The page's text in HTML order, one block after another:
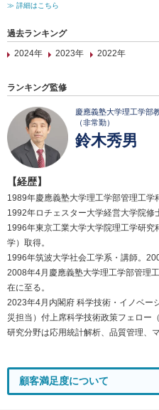
≫ 詳細はこちら
過去ランキング
2024年
2023年 2022年
ランキング監修
慶應義塾大学理工学部
（非常勤）
鈴木秀男
【経歴】
1989年慶應義塾大学理工学部管理工学
1992年ロチェスター大学経営大学院修
1996年東京工業大学大学院理工学研
学）取得。
1996年筑波大学社会工学系・講師。
2008年4月慶應義塾大学理工学部管理
在に至る。
2023年4月内閣府 科学技術・イノベー
災担当）付上席科学技術政策フェロー（
研究分野は応用統計解析、品質管理、
顧客満足度について